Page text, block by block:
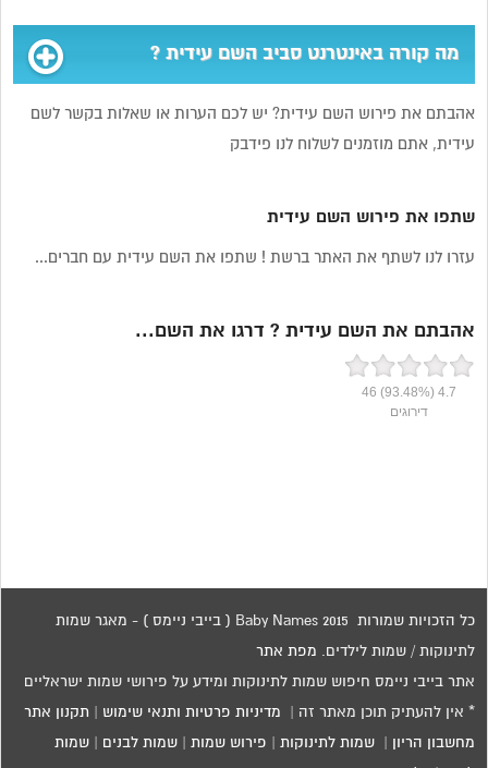
מה קורה באינטרנט סביב השם עידית ?
אהבתם את פירוש השם עידית? יש לכם הערות או שאלות בקשר לשם
עידית, אתם מוזמנים לשלוח לנו פידבק
שתפו את פירוש השם עידית
עזרו לנו לשתף את האתר ברשת ! שתפו את השם עידית עם חברים...
אהבתם את השם עידית ? דרגו את השם...
4.7
(93.48%)
46
דירוגים
כל הזכויות שמורות 2015 Baby Names ( בייבי ניימס ) - מאגר שמות
לתינוקות / שמות לילדים. מפת אתר
אתר בייבי ניימס חיפוש שמות לתינוקות ומידע על פירושי שמות ישראליים
* אין להעתיק תוכן מאתר זה | מדיניות פרטיות ותנאי שימוש תקנון אתר
מחשבון הריון |שמות לתינוקות פירוש שמות |שמות לבנים |שמות